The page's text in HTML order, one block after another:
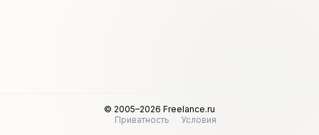
© 2005–2026 Freelance.ru
Приватность
Условия